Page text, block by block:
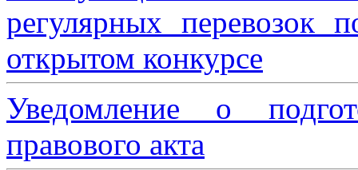
регулярных перевозок
открытом конкурсе
Уведомление о
правового акта